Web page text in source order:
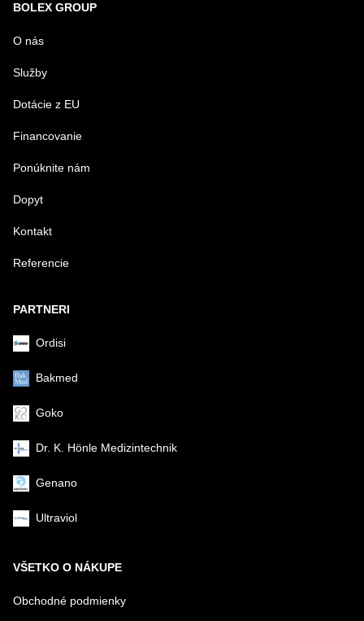
MENO
VÁŠ E-MAIL
VAŠA OTÁZKA K PRODUKTU
Odoslať
BOLEX GROUP
O nás
Služby
Dotácie z EU
Financovanie
Ponúknite nám
Dopyt
Kontakt
Referencie
PARTNERI
Ordisi
Bakmed
Goko
Dr. K. Hönle Medizintechnik
Genano
Ultraviol
VŠETKO O NÁKUPE
Obchodné podmienky